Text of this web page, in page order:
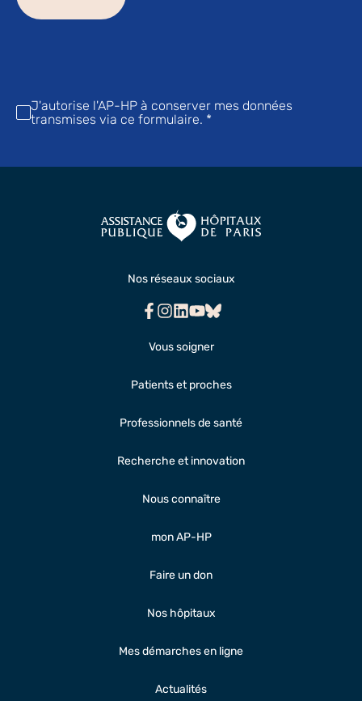
J'autorise l'AP-HP à conserver mes données
transmises via ce formulaire. *
Nos réseaux sociaux
Facebook
Instagram
Linkedin
Youtube
Bluesky
Vous soigner
Patients et proches
Professionnels de santé
Recherche et innovation
Nous connaître
mon AP-HP
Faire un don
Nos hôpitaux
Mes démarches en ligne
Actualités